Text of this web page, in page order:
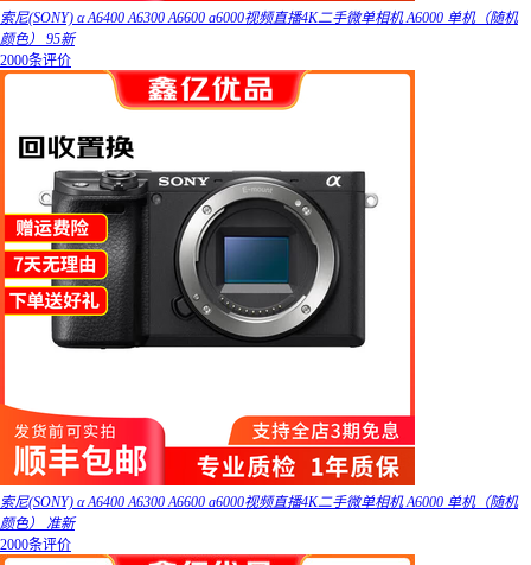
索尼(SONY) α A6400 A6300 A6600 a6000视频直播4K二手微单相机 A6000 单机（随机
颜色） 95新
2000条评价
索尼(SONY) α A6400 A6300 A6600 a6000视频直播4K二手微单相机 A6000 单机（随机
颜色） 准新
2000条评价